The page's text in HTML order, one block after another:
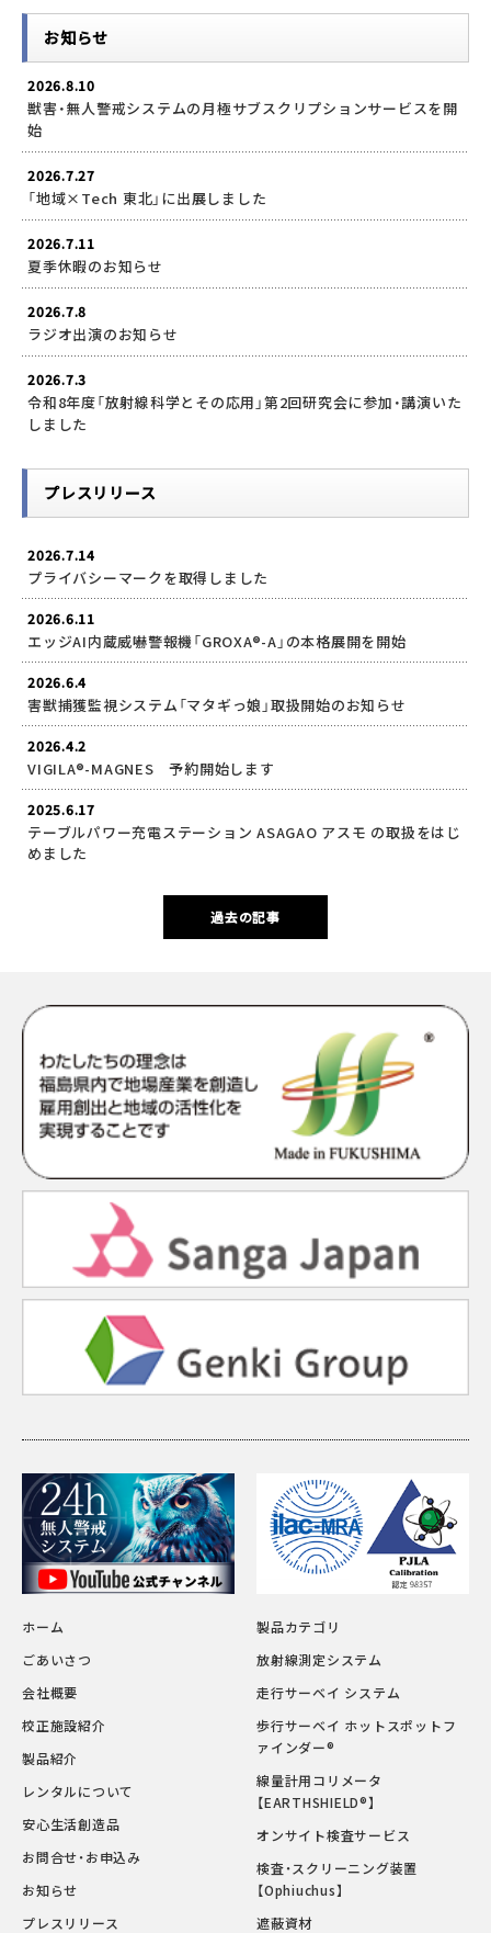
お知らせ
2026.8.10
獣害・無人警戒システムの月極サブスクリプションサービスを開
始
2026.7.27
「地域×Tech 東北」に出展しました
2026.7.11
夏季休暇のお知らせ
2026.7.8
ラジオ出演のお知らせ
2026.7.3
令和8年度「放射線科学とその応用」第2回研究会に参加・講演いた
しました
プレスリリース
2026.7.14
プライバシーマークを取得しました
2026.6.11
エッジAI内蔵威嚇警報機「GROXA®-A」の本格展開を開始
2026.6.4
害獣捕獲監視システム「マタギっ娘」取扱開始のお知らせ
2026.4.2
VIGILA®-MAGNES 予約開始します
2025.6.17
テーブルパワー充電ステーション ASAGAO アスモ の取扱をはじ
めました
過去の記事
ホーム
ごあいさつ
会社概要
校正施設紹介
製品紹介
レンタルについて
安心生活創造品
お問合せ・お申込み
お知らせ
プレスリリース
製品カテゴリ
放射線測定システム
走行サーベイ システム
歩行サーベイ ホットスポットフ
ァインダー®
線量計用コリメータ
【EARTHSHIELD®】
オンサイト検査サービス
検査・スクリーニング装置
【Ophiuchus】
遮蔽資材